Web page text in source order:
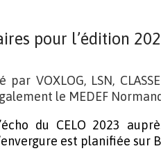
pour l’édition
par VOXLOG, LSN,
le MEDEF
du CELO 2023
est planifiée sur